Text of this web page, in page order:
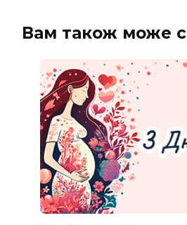
Вам також може